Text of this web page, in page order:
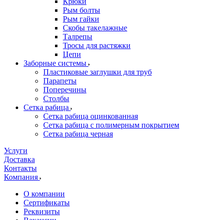
Рым болты
Рым гайки
Скобы такелажные
Талрепы
Тросы для растяжки
Цепи
Заборные системы
Пластиковые заглушки для труб
Парапеты
Поперечины
Столбы
Сетка рабица
Сетка рабица оцинкованная
Сетка рабица с полимерным покрытием
Сетка рабица черная
Услуги
Доставка
Контакты
Компания
О компании
Сертификаты
Реквизиты